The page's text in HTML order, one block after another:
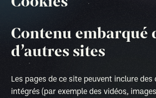
Contenu embarqué
d’autres sites
Les pages de ce site peuvent inclure des
intégrés (par exemple des vidéos,